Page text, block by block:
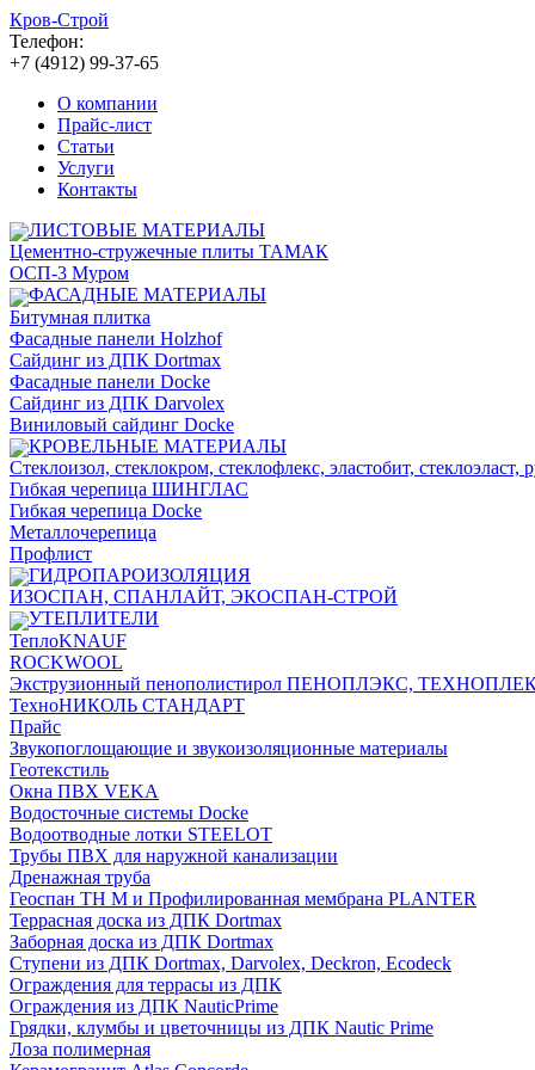
Кров-Строй
Телефон:
+7 (4912) 99-37-65
О компании
Прайс-лист
Статьи
Услуги
Контакты
ЛИСТОВЫЕ МАТЕРИАЛЫ
Цементно-стружечные плиты ТАМАК
ОСП-3 Муром
ФАСАДНЫЕ МАТЕРИАЛЫ
Битумная плитка
Фасадные панели Holzhof
Сайдинг из ДПК Dortmax
Фасадные панели Docke
Сайдинг из ДПК Darvolex
Виниловый сайдинг Docke
КРОВЕЛЬНЫЕ МАТЕРИАЛЫ
Стеклоизол, стеклокром, стеклофлекс, эластобит, стеклоэласт,
Гибкая черепица ШИНГЛАС
Гибкая черепица Docke
Металлочерепица
Профлист
ГИДРОПАРОИЗОЛЯЦИЯ
ИЗОСПАН, СПАНЛАЙТ, ЭКОСПАН-СТРОЙ
УТЕПЛИТЕЛИ
ТеплоKNAUF
ROCKWOOL
Экструзионный пенополистирол ПЕНОПЛЭКС,
ТехноНИКОЛЬ СТАНДАРТ
Прайс
Звукопоглощающие и звукоизоляционные материалы
Геотекстиль
Окна ПВХ VEKA
Водосточные системы Docke
Водоотводные лотки STEELOT
Трубы ПВХ для наружной канализации
Дренажная труба
Геоспан ТН М и Профилированная мембрана PLANTER
Террасная доска из ДПК Dortmax
Заборная доска из ДПК Dortmax
Ступени из ДПК Dortmax, Darvolex, Deckron, Ecodeck
Ограждения для террасы из ДПК
Ограждения из ДПК NauticPrime
Грядки, клумбы и цветочницы из ДПК Nautic Prime
Лоза полимерная